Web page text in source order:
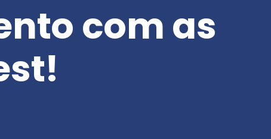
com as